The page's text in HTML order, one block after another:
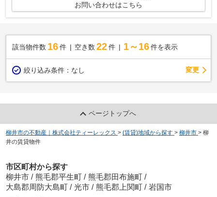
お問い合わせはこちら
該当物件数 16件 空き数 22 件 1～16 件を表示
絞り込み条件： なし 変更
ページトップへ
柳井市の不動産｜株式会社ティーレックス > (賃貸)地域から探す > 柳井市 > 柳
井の賃貸物件
市区町村から探す
柳井市 / 熊毛郡平生町 / 熊毛郡田布施町 /
大島郡周防大島町 / 光市 / 熊毛郡上関町 / 岩国市